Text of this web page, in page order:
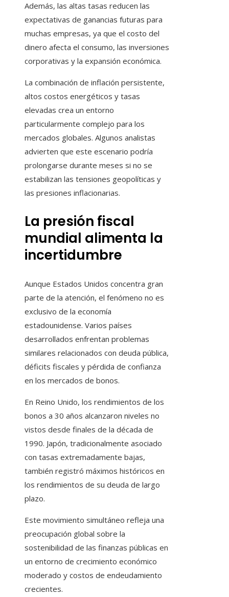
Además, las altas tasas reducen las
expectativas de ganancias futuras para
muchas empresas, ya que el costo del
dinero afecta el consumo, las inversiones
corporativas y la expansión económica.
La combinación de inflación persistente,
altos costos energéticos y tasas
elevadas crea un entorno
particularmente complejo para los
mercados globales. Algunos analistas
advierten que este escenario podría
prolongarse durante meses si no se
estabilizan las tensiones geopolíticas y
las presiones inflacionarias.
La presión fiscal
mundial alimenta la
incertidumbre
Aunque Estados Unidos concentra gran
parte de la atención, el fenómeno no es
exclusivo de la economía
estadounidense. Varios países
desarrollados enfrentan problemas
similares relacionados con deuda pública,
déficits fiscales y pérdida de confianza
en los mercados de bonos.
En Reino Unido, los rendimientos de los
bonos a 30 años alcanzaron niveles no
vistos desde finales de la década de
1990. Japón, tradicionalmente asociado
con tasas extremadamente bajas,
también registró máximos históricos en
los rendimientos de su deuda de largo
plazo.
Este movimiento simultáneo refleja una
preocupación global sobre la
sostenibilidad de las finanzas públicas en
un entorno de crecimiento económico
moderado y costos de endeudamiento
crecientes.